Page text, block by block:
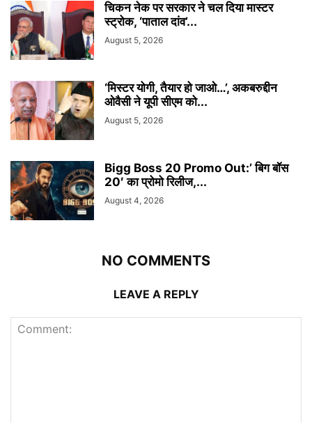
चिकन नेक पर सरकार ने चल दिया मास्टर
स्ट्रोक, ‘पाताल दांव’...
August 5, 2026
‘मिस्टर योगी, तैयार हो जाओ…’, अकबरुद्दीन
ओवैसी ने यूपी सीएम को...
August 5, 2026
Bigg Boss 20 Promo Out:’ बिग बॉस
20′ का प्रोमो रिलीज,...
August 4, 2026
NO COMMENTS
LEAVE A REPLY